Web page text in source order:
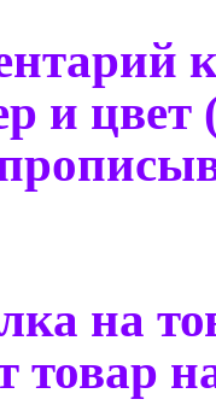
и цвет
на
товар